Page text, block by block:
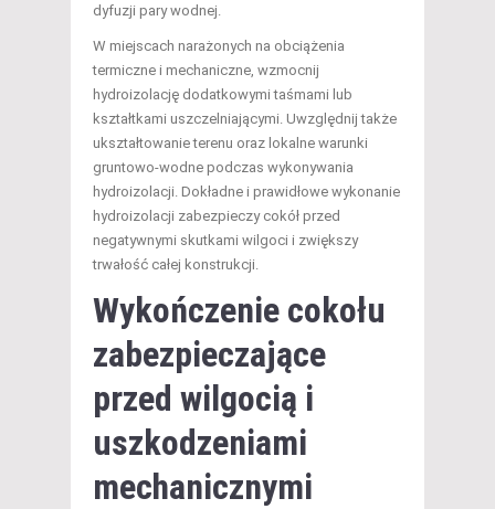
dyfuzji pary wodnej.
W miejscach narażonych na obciążenia
termiczne i mechaniczne, wzmocnij
hydroizolację dodatkowymi taśmami lub
kształtkami uszczelniającymi. Uwzględnij także
ukształtowanie terenu oraz lokalne warunki
gruntowo-wodne podczas wykonywania
hydroizolacji. Dokładne i prawidłowe wykonanie
hydroizolacji zabezpieczy cokół przed
negatywnymi skutkami wilgoci i zwiększy
trwałość całej konstrukcji.
Wykończenie cokołu
zabezpieczające
przed wilgocią i
uszkodzeniami
mechanicznymi